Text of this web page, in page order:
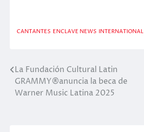
CANTANTES ENCLAVE NEWS INTERNATIONAL
Navegación
de
La Fundación Cultural Latin
GRAMMY®anuncia la beca de
Warner Music Latina 2025